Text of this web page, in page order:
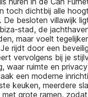
toch dichtbij alle
De besloten villawijk
stad, de
maar voelt
rijdt door een
vervolgens bij je
waar ruimte en
een moderne
keuken, meerdere
met grote ramen,